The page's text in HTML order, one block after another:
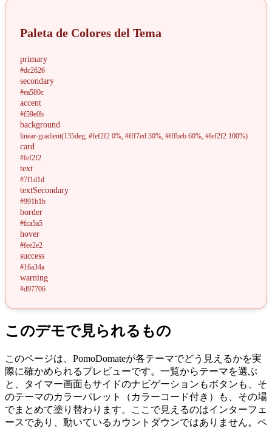
Paleta de Colores del Tema
primary
#dc2626
secondary
#ea580c
accent
#f59e0b
background
linear-gradient(135deg, #fef2f2 0%, #fff7ed 30%, #fffbeb 60%, #fef2f2 100%)
card
#fef2f2
text
#7f1d1d
textSecondary
#991b1b
border
#fca5a5
hover
#fee2e2
success
#16a34a
warning
#d97706
このデモで見られるもの
このページは、PomoDomateが各テーマでどう見えるかを実
際に確かめられるプレビューです。一覧からテーマを選ぶ
と、タイマー画面もサイドのナビゲーションもボタンも、そ
のテーマのカラーパレット（カラーコード付き）も、その場
でまとめて塗り替わります。ここで見えるのはインターフェ
ースであり、動いているカウントダウンではありません。ペ